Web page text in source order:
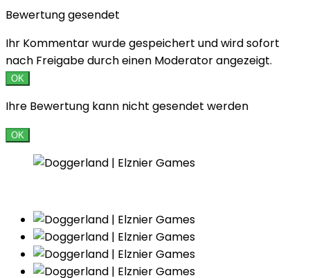
Bewertung gesendet
Ihr Kommentar wurde gespeichert und wird sofort
nach Freigabe durch einen Moderator angezeigt.
OK
Ihre Bewertung kann nicht gesendet werden
OK